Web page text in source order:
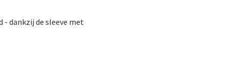
- dankzij de sleeve met